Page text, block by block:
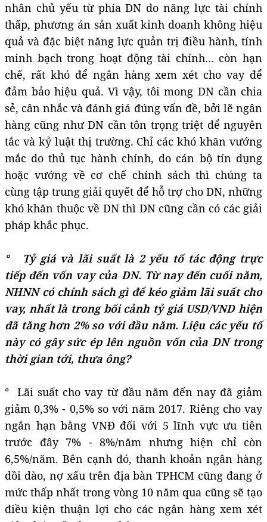
nhân chủ yếu từ phía DN do năng lực tài chính
thấp, phương án sản xuất kinh doanh không hiệu
quả và đặc biệt năng lực quản trị điều hành, tính
minh bạch trong hoạt động tài chính… còn hạn
chế, rất khó để ngân hàng xem xét cho vay để
đảm bảo hiệu quả. Vì vậy, tôi mong DN cần chia
sẻ, cân nhắc và đánh giá đúng vấn đề, bởi lẽ ngân
hàng cũng như DN cần tôn trọng triệt để nguyên
tắc và kỷ luật thị trường. Chỉ các khó khăn vướng
mắc do thủ tục hành chính, do cán bộ tín dụng
hoặc vướng về cơ chế chính sách thì chúng ta
cùng tập trung giải quyết để hỗ trợ cho DN, những
khó khăn thuộc về DN thì DN cũng cần có các giải
pháp khắc phục.
° Tỷ giá và lãi suất là 2 yếu tố tác động trực
tiếp đến vốn vay của DN. Từ nay đến cuối năm,
NHNN có chính sách gì để kéo giảm lãi suất cho
vay, nhất là trong bối cảnh tỷ giá USD/VND hiện
đã tăng hơn 2% so với đầu năm. Liệu các yếu tố
này có gây sức ép lên nguồn vốn của DN trong
thời gian tới, thưa ông?
° Lãi suất cho vay từ đầu năm đến nay đã giảm
giảm 0,3% - 0,5% so với năm 2017. Riêng cho vay
ngắn hạn bằng VNĐ đối với 5 lĩnh vực ưu tiên
trước đây 7% - 8%/năm nhưng hiện chỉ còn
6,5%/năm. Bên cạnh đó, thanh khoản ngân hàng
dồi dào, nợ xấu trên địa bàn TPHCM cũng đang ở
mức thấp nhất trong vòng 10 năm qua cũng sẽ tạo
điều kiện thuận lợi cho các ngân hàng xem xét